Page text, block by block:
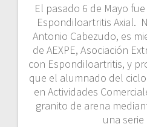
El pasado 6 de Mayo
Espondiloartritis Axial.
Antonio Cabezudo, es
de AEXPE, Asociación
con Espondiloartritis, y
que el alumnado del
en Actividades
granito de arena
una